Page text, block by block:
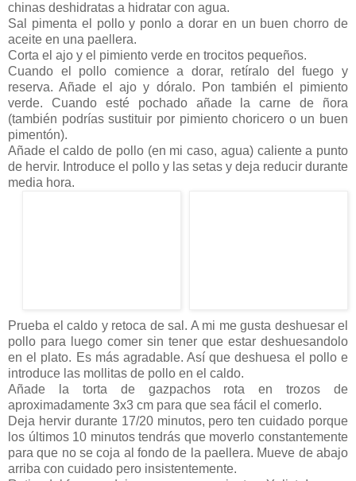
chinas deshidratas a hidratar con agua.
Sal pimenta el pollo y ponlo a dorar en un buen chorro de
aceite en una paellera.
Corta el ajo y el pimiento verde en trocitos pequeños.
Cuando el pollo comience a dorar, retíralo del fuego y
reserva. Añade el ajo y dóralo. Pon también el pimiento
verde. Cuando esté pochado añade la carne de ñora
(también podrías sustituir por pimiento choricero o un buen
pimentón).
Añade el caldo de pollo (en mi caso, agua) caliente a punto
de hervir. Introduce el pollo y las setas y deja reducir durante
media hora.
Prueba el caldo y retoca de sal. A mi me gusta deshuesar el
pollo para luego comer sin tener que estar deshuesandolo
en el plato. Es más agradable. Así que deshuesa el pollo e
introduce las mollitas de pollo en el caldo.
Añade la torta de gazpachos rota en trozos de
aproximadamente 3x3 cm para que sea fácil el comerlo.
Deja hervir durante 17/20 minutos, pero ten cuidado porque
los últimos 10 minutos tendrás que moverlo constantemente
para que no se coja al fondo de la paellera. Mueve de abajo
arriba con cuidado pero insistentemente.